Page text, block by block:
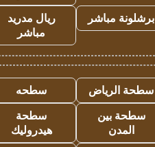
برشلونة مباشر
ريال مدريد
مباشر
سطحة الرياض
سطحه
سطحة بين
المدن
سطحة
هيدروليك